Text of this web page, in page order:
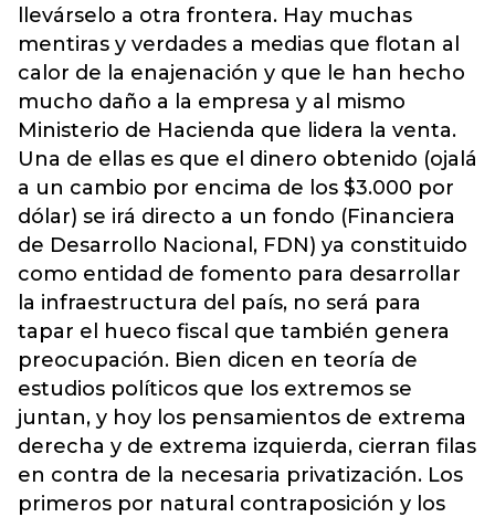
llevárselo a otra frontera. Hay muchas
mentiras y verdades a medias que flotan al
calor de la enajenación y que le han hecho
mucho daño a la empresa y al mismo
Ministerio de Hacienda que lidera la venta.
Una de ellas es que el dinero obtenido (ojalá
a un cambio por encima de los $3.000 por
dólar) se irá directo a un fondo (Financiera
de Desarrollo Nacional, FDN) ya constituido
como entidad de fomento para desarrollar
la infraestructura del país, no será para
tapar el hueco fiscal que también genera
preocupación. Bien dicen en teoría de
estudios políticos que los extremos se
juntan, y hoy los pensamientos de extrema
derecha y de extrema izquierda, cierran filas
en contra de la necesaria privatización. Los
primeros por natural contraposición y los